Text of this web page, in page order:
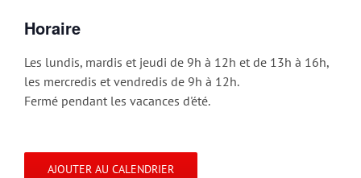
Horaire
Les lundis, mardis et jeudi de 9h à 12h et de 13h à 16h,
les mercredis et vendredis de 9h à 12h.
Fermé pendant les vacances d'été.
AJOUTER AU CALENDRIER